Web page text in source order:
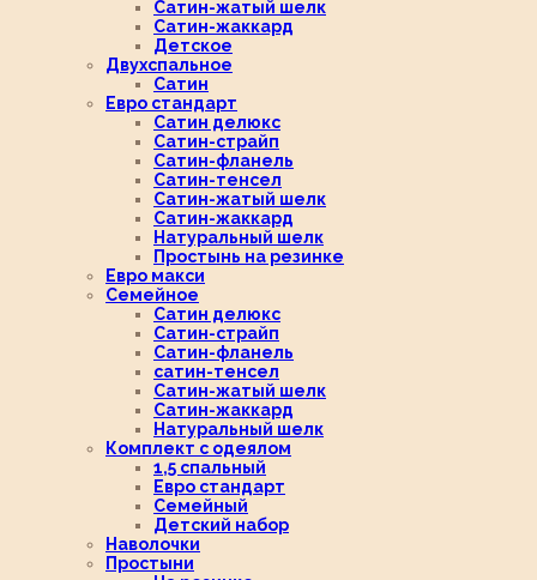
Сатин-жатый шелк
Сатин-жаккард
Детское
Двухспальное
Сатин
Евро стандарт
Сатин делюкс
Сатин-страйп
Сатин-фланель
Сатин-тенсел
Сатин-жатый шелк
Сатин-жаккард
Натуральный шелк
Простынь на резинке
Евро макси
Семейное
Сатин делюкс
Сатин-страйп
Сатин-фланель
сатин-тенсел
Сатин-жатый шелк
Сатин-жаккард
Натуральный шелк
Комплект с одеялом
1,5 спальный
Евро стандарт
Семейный
Детский набор
Наволочки
Простыни